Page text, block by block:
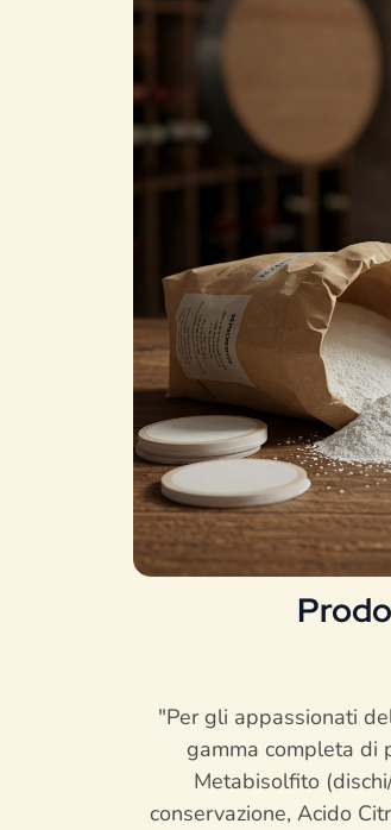
"Per gli appassionati
gamma completa di
Metabisolfito
conservazione, Acido